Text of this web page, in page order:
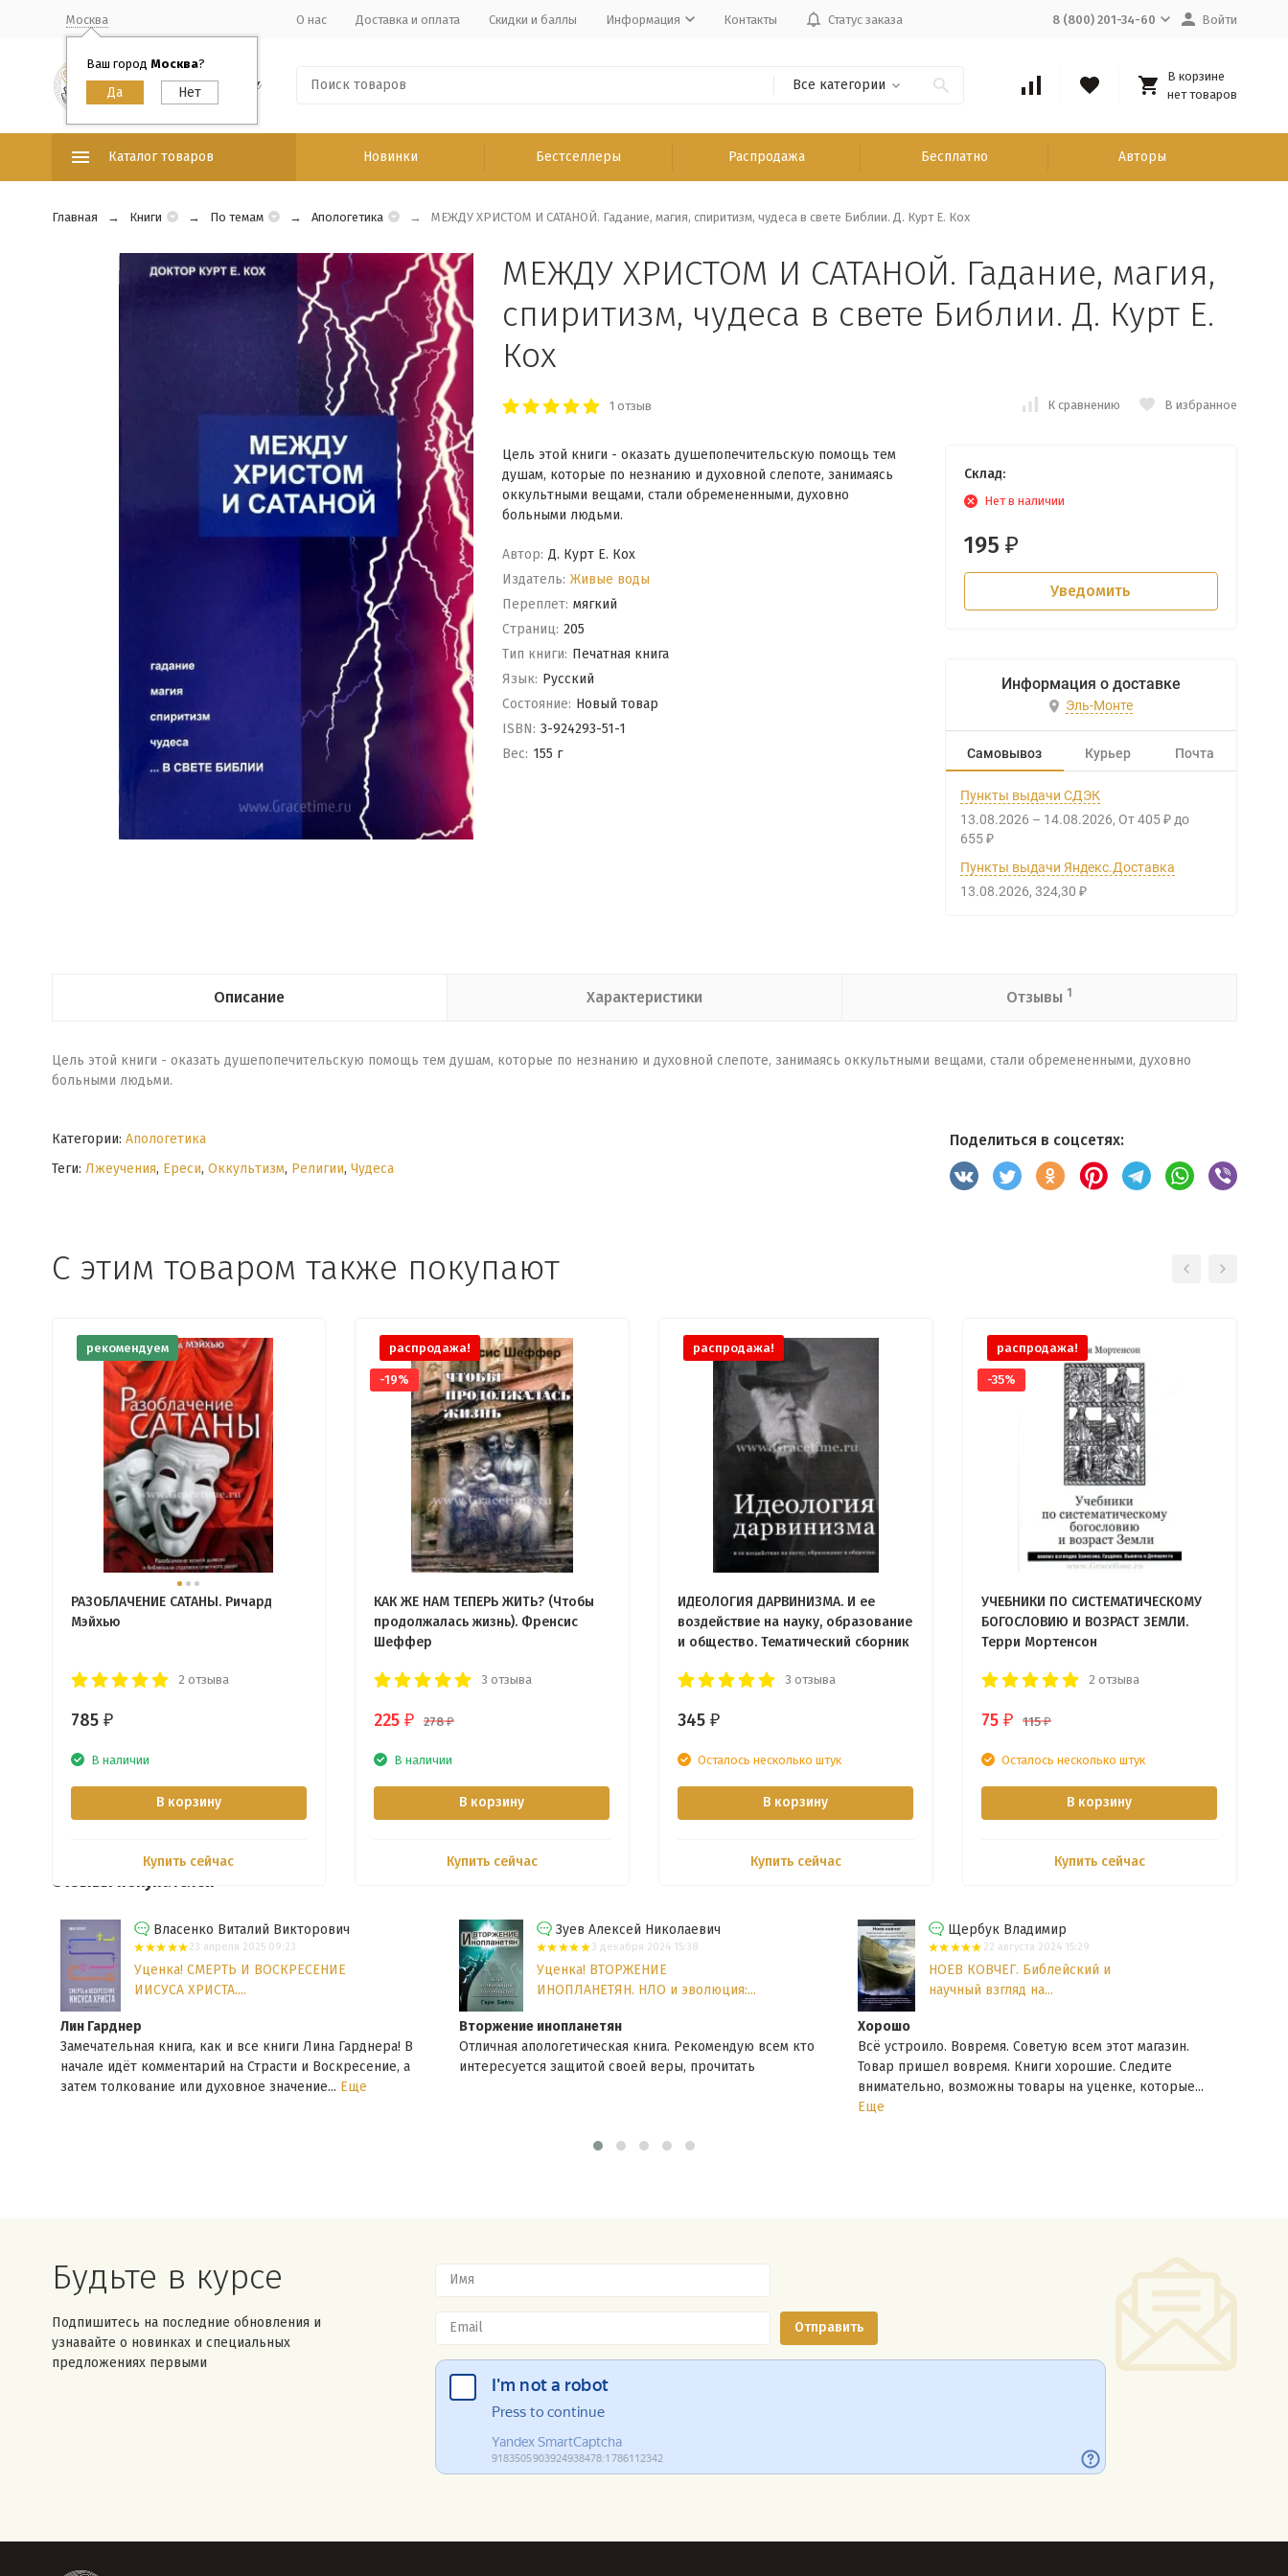
Москва
Ваш город Москва?
О нас Доставка и оплата Скидки и баллы Информация Контакты Статус заказа 8 (800) 201-34-60 Войти
Все категории
В корзине
нет товаров
Каталог товаров Новинки Бестселлеры Распродажа Бесплатно Авторы
Главная Книги По темам Апологетика МЕЖДУ ХРИСТОМ И САТАНОЙ. Гадание, магия, спиритизм, чудеса в свете Библии. Д. Курт Е. Кох
МЕЖДУ ХРИСТОМ И САТАНОЙ. Гадание, магия,
спиритизм, чудеса в свете Библии. Д. Курт Е.
Кох
1 отзыв К сравнению В избранное
Цель этой книги - оказать душепопечительскую помощь тем
душам, которые по незнанию и духовной слепоте, занимаясь
оккультными вещами, стали обремененными, духовно
больными людьми.
Автор: Д. Курт Е. Кох
Издатель: Живые воды
Переплет: мягкий
Cтраниц: 205
Тип книги: Печатная книга
Язык: Русский
Состояние: Новый товар
ISBN: 3-924293-51-1
Вес: 155 г
Склад:
Нет в наличии
195 ₽
Уведомить
Информация о доставке
Эль-Монте
Самовывоз Курьер Почта
Пункты выдачи СДЭК
13.08.2026 – 14.08.2026 От 405 ₽ до
655 ₽
Пункты выдачи Яндекс.Доставка
13.08.2026 324,30 ₽
Описание Характеристики Отзывы 1
Цель этой книги - оказать душепопечительскую помощь тем душам, которые по незнанию и духовной слепоте, занимаясь оккультными вещами, стали обремененными, духовно
больными людьми.
Категории: Апологетика
Теги: Лжеучения, Ереси, Оккультизм, Религии, Чудеса
Поделиться в соцсетях:
С этим товаром также покупают
рекомендуем
РАЗОБЛАЧЕНИЕ САТАНЫ. Ричард
Мэйхью
2 отзыва
785 ₽
В наличии
В корзину
Купить сейчас
распродажа!
-19%
КАК ЖЕ НАМ ТЕПЕРЬ ЖИТЬ? (Чтобы
продолжалась жизнь). Френсис
Шеффер
3 отзыва
225₽ 278₽
В наличии
В корзину
Купить сейчас
распродажа!
ИДЕОЛОГИЯ ДАРВИНИЗМА. И ее
воздействие на науку, образование
и общество. Тематический сборник
3 отзыва
345 ₽
Осталось несколько штук
В корзину
Купить сейчас
распродажа!
-35%
УЧЕБНИКИ ПО СИСТЕМАТИЧЕСКОМУ
БОГОСЛОВИЮ И ВОЗРАСТ ЗЕМЛИ.
Терри Мортенсон
2 отзыва
75 ₽ 115₽
Осталось несколько штук
В корзину
Купить сейчас
Отзывы покупателей
Власенко Виталий Викторович
23 апреля 2025 09:23
Уценка! СМЕРТЬ И ВОСКРЕСЕНИЕ
ИИСУСА ХРИСТА....
Лин Гарднер
Замечательная книга, как и все книги Лина Гарднера! В
начале идёт комментарий на Страсти и Воскресение, а
затем толкование или духовное значение... Еще
Зуев Алексей Николаевич
3 декабря 2024 15:38
Уценка! ВТОРЖЕНИЕ
ИНОПЛАНЕТЯН. НЛО и эволюция:...
Вторжение инопланетян
Отличная апологетическая книга. Рекомендую всем кто
интересуется защитой своей веры, прочитать
Щербук Владимир
22 августа 2024 15:29
НОЕВ КОВЧЕГ. Библейский и
научный взгляд на...
Хорошо
Всё устроило. Вовремя. Советую всем этот магазин.
Товар пришел вовремя. Книги хорошие. Следите
внимательно, возможны товары на уценке, которые...
Еще
Будьте в курсе
Подпишитесь на последние обновления и
узнавайте о новинках и специальных
предложениях первыми